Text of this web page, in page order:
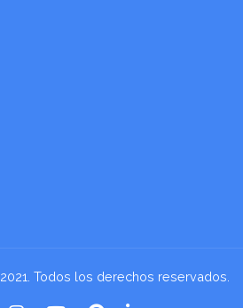
2021. Todos los derechos reservados.